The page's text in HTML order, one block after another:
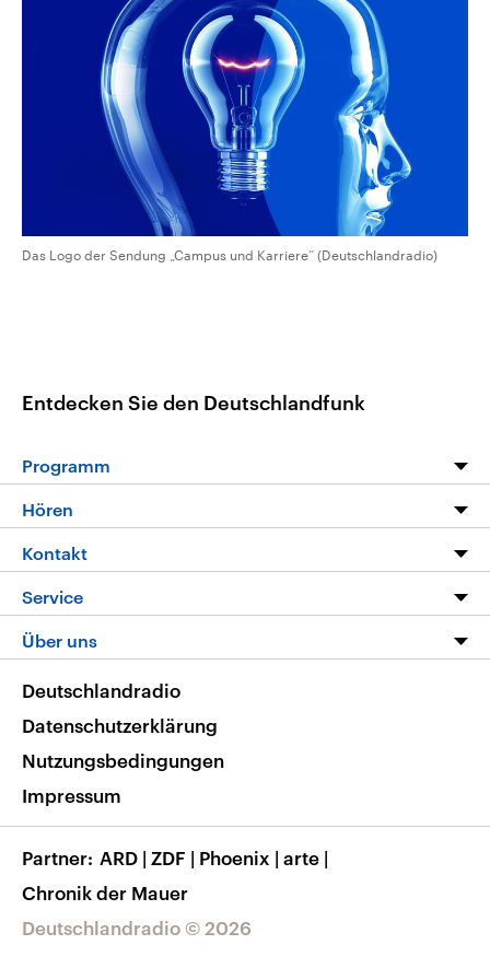
CDU, SPD und FDP regiert.-
Umfragen, Prognosen,
Wahlprogramme, aktuelle Berichte
und Hintergründe zu den Parteien
und Kandidaten der anstehenden
aktuelle Weltgeschehen.
Sendungen Programm Podcasts
Audio-Archiv
Das Logo der Sendung „Campus und Karriere“ (Deutschlandradio)
Entdecken Sie den Deutschlandfunk
Programm
Programm
Die Nachrichten
Nachrichtenleicht
Neue Beiträge auf dlf.de
Hören
Livestream
Podcasts
Deutschlandfunk App
Nachrichten App
Frequenzen
Kontakt
Hörerservice
Service
FAQ
Veranstaltungen
Musikliste
RSS
Über uns
Barrierefreiheit
Deutschlandradio © 2026
Deutschlandradio
Datenschutzerklärung
Nutzungsbedingungen
Impressum
Partner ARD | ZDF | Phoenix | arte |
Chronik der Mauer